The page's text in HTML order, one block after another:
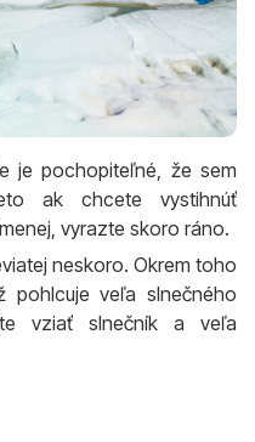
je pochopiteľné, že sem
ak chcete vystihnúť
vyrazte skoro ráno.
neskoro. Okrem toho
veľa slnečného
vziať slnečník a veľa